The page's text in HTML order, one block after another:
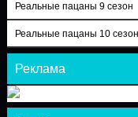
Реальные пацаны 9 сезон
Реальные пацаны 10 сезон
Реклама